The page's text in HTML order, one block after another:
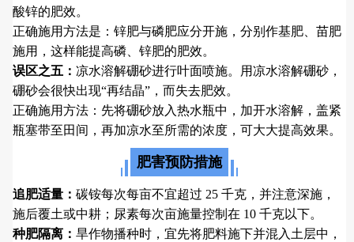
酸锌的肥效。
正确施用方法是：锌肥与磷肥应分开施，分别作基肥、苗肥
施用，这样能提高磷、锌肥的肥效。
误区之五： 凉水溶解硼砂进行叶面喷施。用凉水溶解硼砂，
硼砂会很快出现“再结晶”，而失去肥效。
正确施用方法：先将硼砂放入热水瓶中，加开水溶解，盖紧
瓶塞带至田间，再加凉水至所需的浓度，可大大提高效果。
肥害预防措施
追肥适量： 碳铵每次每亩不宜超过 25 千克，并注意深施，
施后覆土或中耕；尿素每次亩施量控制在 10 千克以下。
种肥隔离： 旱作物播种时，宜先将肥料施下并混入土层中，